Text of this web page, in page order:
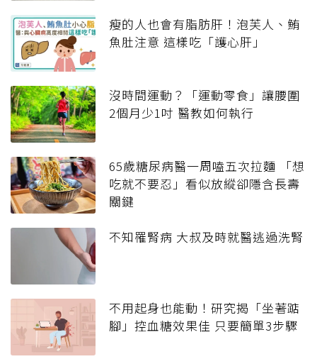
瘦的人也會有脂肪肝！泡芙人、鮪
魚肚注意 這樣吃「護心肝」
沒時間運動？「運動零食」讓腰圍
2個月少1吋 醫教如何執行
65歲糖尿病醫一周嗑五次拉麵 「想
吃就不要忍」看似放縱卻隱含長壽
關鍵
不知罹腎病 大叔及時就醫逃過洗腎
不用起身也能動！研究揭「坐著踮
腳」控血糖效果佳 只要簡單3步驟